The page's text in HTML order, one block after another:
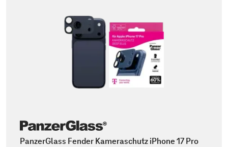
PanzerGlass Fender Kameraschutz iPhone 17 Pro